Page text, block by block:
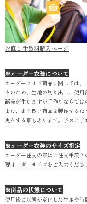
お直し手数料購入ページ
※オーダー衣装について
オーダーメイド商品に関しては、
そのため、生地の切り出し、使
誤差が生じますが手作りならでは
また、より良い商品を製作する
更をする事もあります。予めご了
※オーダー衣装のサイズ指定
オーダー注文の際はご注文手続
要オーダーサイズをご入力くださ
※商品の状態について
使用後に状態が変化した生地や